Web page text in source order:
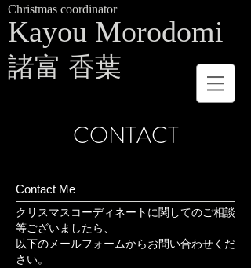
Christmas coordinator
Kayou Morodomi
諸富 香葉
CONTACT
Contact Me
クリスマスコーディネートに関してのご相談
等ございましたら、
​以下のメールフォームからお問い合わせくだ
さい。